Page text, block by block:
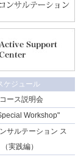
ケジュール
ース説明会
Workshop"
サルテーション ス
実践編）